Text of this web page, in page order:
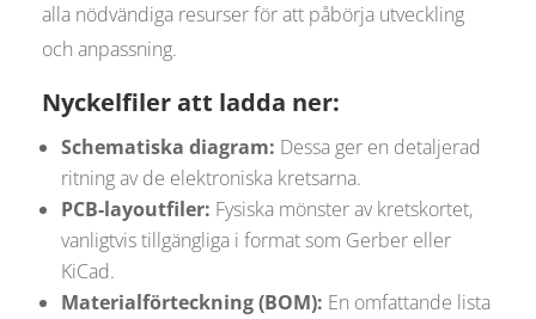
alla nödvändiga resurser för att påbörja utveckling
och anpassning.
Nyckelfiler att ladda ner:
Schematiska diagram: Dessa ger en detaljerad
ritning av de elektroniska kretsarna.
PCB-layoutfiler: Fysiska mönster av kretskortet,
vanligtvis tillgängliga i format som Gerber eller
KiCad.
Materialförteckning (BOM): En omfattande lista